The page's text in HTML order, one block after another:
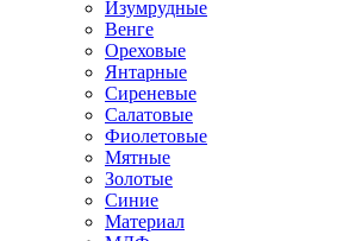
Изумрудные
Венге
Ореховые
Янтарные
Сиреневые
Салатовые
Фиолетовые
Мятные
Золотые
Синие
Материал